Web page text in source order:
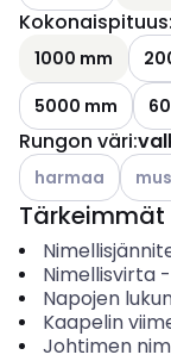
Kokonaispituus:
1000 mm
5000 mm
Rungon väri:
Katso
harmaa
Nimellisvirta-
Napojen
Kaapelin
Johtimen